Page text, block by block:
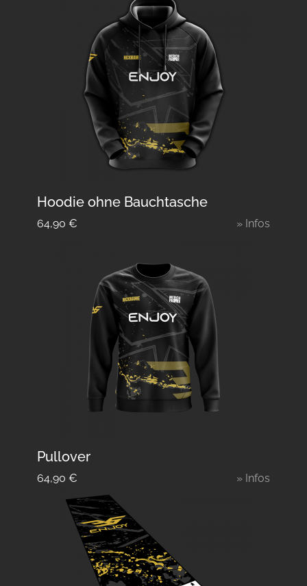
Hoodie ohne Bauchtasche
64,90 € » Infos
Pullover
64,90 € » Infos